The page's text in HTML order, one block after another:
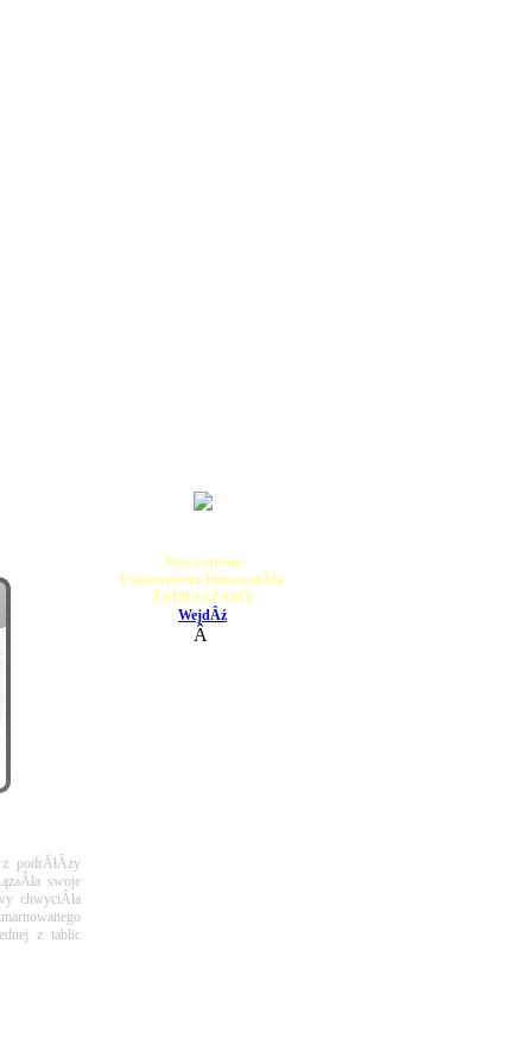
podrĂłÂży
swoje
chwyciÂła
z tablic
Nowa strona
Uniwersytetu HuncwotĂłw
ZAPRASZAMY
WejdÂź
Â